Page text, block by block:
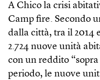
A Chico la crisi
Camp fire. Secondo
dalla città, tra il 2014
2.724 nuove unità
con un reddito
periodo, le nuove